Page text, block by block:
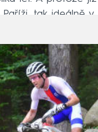
tak ideálně v